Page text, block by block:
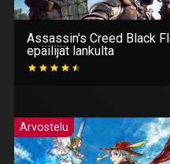
Assassin's Creed Black
epäilijät lankulta
Arvostelu